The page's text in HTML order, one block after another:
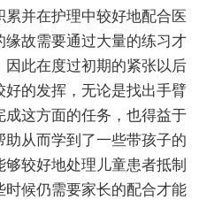
并在护理中较好地配合医
故需要通过大量的练习才
此在度过初期的紧张以后
好的发挥，无论是找出手臂
这方面的任务，也得益于
从而学到了一些带孩子的
较好地处理儿童患者抵制
候仍需要家长的配合才能